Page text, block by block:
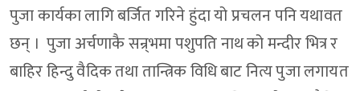
पुजा कार्यका लागि बर्जित गरिने हुंदा यो प्रचलन पनि यथावत
छन् । पुजा अर्चणाकै सन्र्भमा पशुपति नाथ को मन्दीर भित्र र
बाहिर हिन्दु वैदिक तथा तान्त्रिक विधि बाट नित्य पुजा लगायत